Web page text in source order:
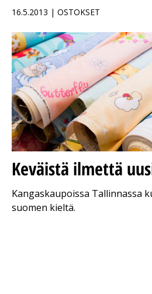
16.5.2013 | OSTOKSET
Keväistä ilmettä
Kangaskaupoissa Tallinnassa
suomen kieltä.